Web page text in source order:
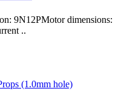
9N12PMotor dimensions:
..